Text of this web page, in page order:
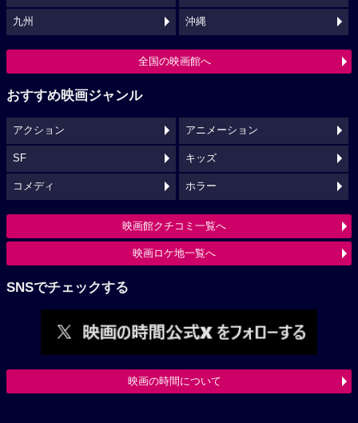
九州 沖縄
全国の映画館へ
おすすめ映画ジャンル
アクション アニメーション
SF キッズ
コメディ ホラー
映画館クチコミ一覧へ
映画ロケ地一覧へ
SNSでチェックする
映画の時間について